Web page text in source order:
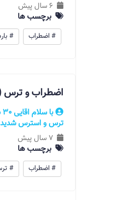
6 سال پیش
برچسب ها
# اضطراب #
اضطراب و
ترس و استرس
7 سال پیش
برچسب ها
# اضطراب #